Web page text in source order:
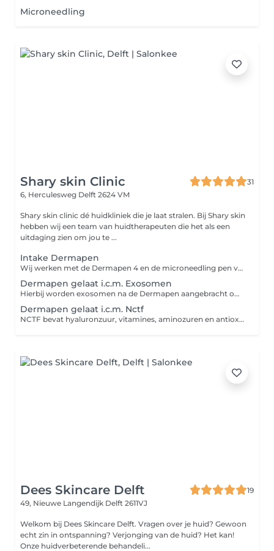
Microneedling
Shary skin Clinic
31
6, Herculesweg Delft 2624 VM
Shary skin clinic dé huidkliniek die je laat stralen. Bij Shary skin
hebben wij een team van huidtherapeuten die het als een
uitdaging zien om jou te ...
Intake Dermapen
Wij werken met de Dermapen 4 en de microneedling pen van Meditopics. Dit kunt u ook los inboeken.
Dermapen gelaat i.c.m. Exosomen
Hierbij worden exosomen na de Dermapen aangebracht om het huidherstel te ondersteunen en de huidvernieuwing te stimuleren. Exosomen bevatten groeifactoren en signaalstoffen die de huid helpen bij herstel, collageenaanmaak en verbetering van de huidstructuur. Ideaal voor een doffere huid, fijne lijntjes, littekens en een egalere, stralende teint.
Dermapen gelaat i.c.m. Nctf
NCTF bevat hyaluronzuur, vitamines, aminozuren en antioxidanten die de huid intens hydrateren, de huidkwaliteit verbeteren en fijne lijntjes en een doffe teint helpen verminderen.
Dees Skincare Delft
19
49, Nieuwe Langendijk Delft 2611VJ
Welkom bij Dees Skincare Delft. Vragen over je huid? Gewoon
echt zin in ontspanning? Verjonging van de huid? Het kan!
Onze huidverbeterende behandeli...